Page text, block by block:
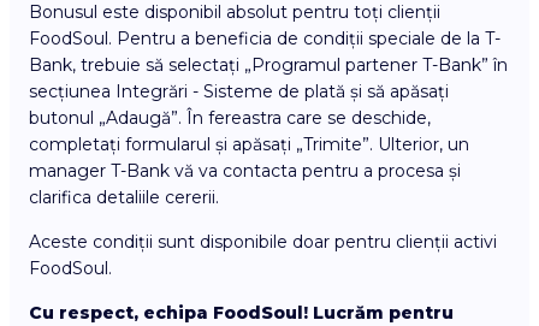
Bonusul este disponibil absolut pentru toți clienții
FoodSoul. Pentru a beneficia de condiții speciale de la T-
Bank, trebuie să selectați „Programul partener T-Bank” în
secțiunea Integrări - Sisteme de plată și să apăsați
butonul „Adaugă”. În fereastra care se deschide,
completați formularul și apăsați „Trimite”. Ulterior, un
manager T-Bank vă va contacta pentru a procesa și
clarifica detaliile cererii.
Aceste condiții sunt disponibile doar pentru clienții activi
FoodSoul.
Cu respect, echipa FoodSoul! Lucrăm pentru